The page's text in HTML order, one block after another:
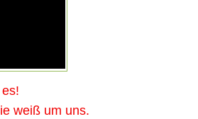
um uns.